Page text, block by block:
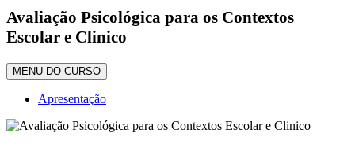
Avaliação Psicológica para os Contextos
Escolar e Clinico
MENU DO CURSO
Apresentação